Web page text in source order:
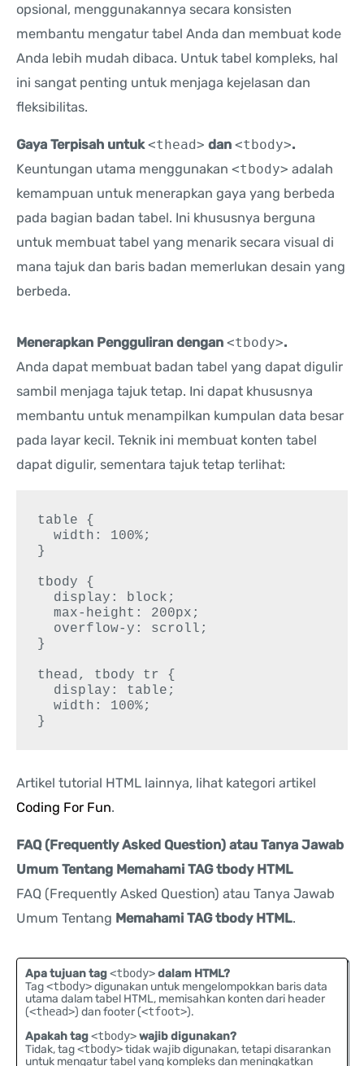
opsional, menggunakannya secara konsisten
membantu mengatur tabel Anda dan membuat kode
Anda lebih mudah dibaca. Untuk tabel kompleks, hal
ini sangat penting untuk menjaga kejelasan dan
fleksibilitas.
Gaya Terpisah untuk<thead> dan <tbody>.
Keuntungan utama menggunakan <tbody> adalah
kemampuan untuk menerapkan gaya yang berbeda
pada bagian badan tabel. Ini khususnya berguna
untuk membuat tabel yang menarik secara visual di
mana tajuk dan baris badan memerlukan desain yang
berbeda.
Menerapkan Pengguliran dengan <tbody>.
Anda dapat membuat badan tabel yang dapat digulir
sambil menjaga tajuk tetap. Ini dapat khususnya
membantu untuk menampilkan kumpulan data besar
pada layar kecil. Teknik ini membuat konten tabel
dapat digulir, sementara tajuk tetap terlihat:
table {
  width: 100%;
}
tbody {
  max-height: 200px;
}
thead, tbody tr {
  width: 100%;
}
Artikel tutorial HTML lainnya, lihat kategori artikel
Coding For Fun.
FAQ (Frequently Asked Question) atau Tanya Jawab
Umum Tentang Memahami TAG tbody HTML
FAQ (Frequently Asked Question) atau Tanya Jawab
Umum Tentang Memahami TAG tbody HTML.
Apa tujuan tag<tbody>dalam HTML?
Tag<tbody>digunakan untuk mengelompokkan baris data
utama dalam tabel HTML, memisahkan konten dari header
(<thead>) dan footer (<tfoot>).
Apakah tag<tbody>wajib digunakan?
Tidak, tag<tbody>tidak wajib digunakan, tetapi disarankan
untuk mengatur tabel yang kompleks dan meningkatkan